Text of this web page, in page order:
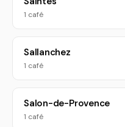
1 café
Sallanchez
1 café
Salon-de-Provence
1 café